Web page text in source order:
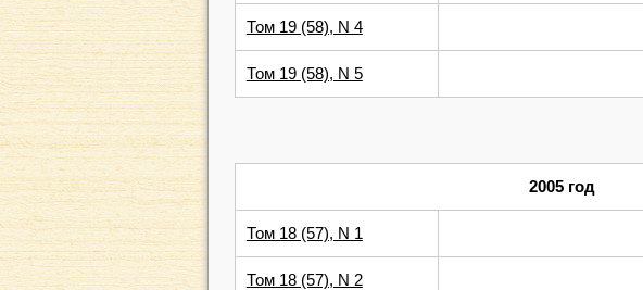
Том 19 (58), N 4
Том 19 (58), N 5
2005 год
Том 18 (57), N 1
Том 18 (57), N 2